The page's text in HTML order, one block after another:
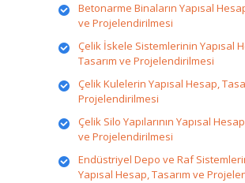
Betonarme Binaların Yapısal
ve Projelendirilmesi
Çelik İskele Sistemlerinin Yapısal
Tasarım ve Projelendirilmesi
Çelik Kulelerin Yapısal Hesap,
Projelendirilmesi
Çelik Silo Yapılarının Yapısal
ve Projelendirilmesi
Endüstriyel Depo ve Raf
Yapısal Hesap, Tasarım ve